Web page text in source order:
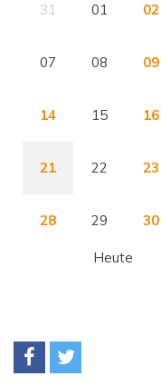
31 01 02
07 08 09
14 15 16
21 22 23
28 29 30
Heute